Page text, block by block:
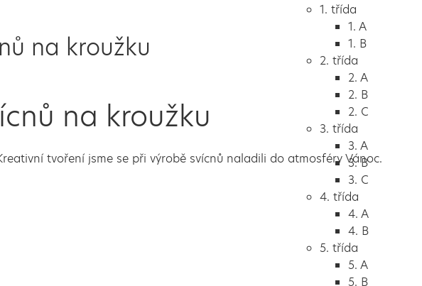
1. třída
1. A
1. B
2. třída
2. A
2. B
2. C
3. třída
3. A
3. B
3. C
4. třída
4. A
4. B
5. třída
5. A
5. B
na kroužku
na kroužku
tvoření jsme se při výrobě svícnů naladili do atmosféry Vánoc.